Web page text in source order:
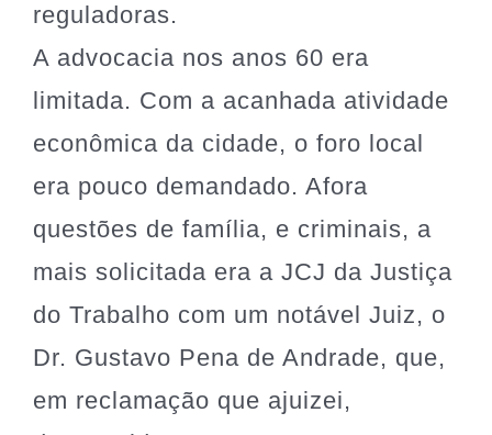
reguladoras.
A advocacia nos anos 60 era
limitada. Com a acanhada atividade
econômica da cidade, o foro local
era pouco demandado. Afora
questões de família, e criminais, a
mais solicitada era a JCJ da Justiça
do Trabalho com um notável Juiz, o
Dr. Gustavo Pena de Andrade, que,
em reclamação que ajuizei,